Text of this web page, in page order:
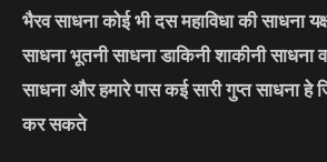
भैरव साधना कोई भी दस महाविधा की साधना
साधना भूतनी साधना डाकिनी शाकीनी साधना
साधना और हमारे पास कई सारी गुप्त साधना हे
कर सकते